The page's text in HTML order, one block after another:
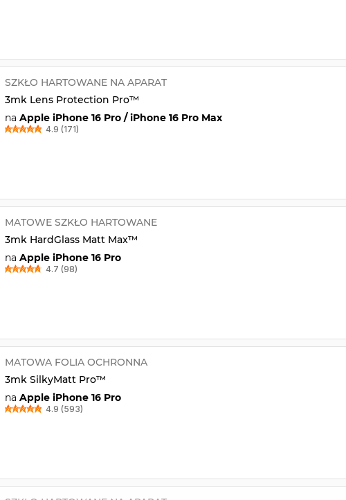
SZKŁO HARTOWANE NA APARAT
3mk Lens Protection Pro™
na Apple iPhone 16 Pro / iPhone 16 Pro Max
4.9 (171)
MATOWE SZKŁO HARTOWANE
3mk HardGlass Matt Max™
na Apple iPhone 16 Pro
4.7 (98)
MATOWA FOLIA OCHRONNA
3mk SilkyMatt Pro™
na Apple iPhone 16 Pro
4.9 (593)